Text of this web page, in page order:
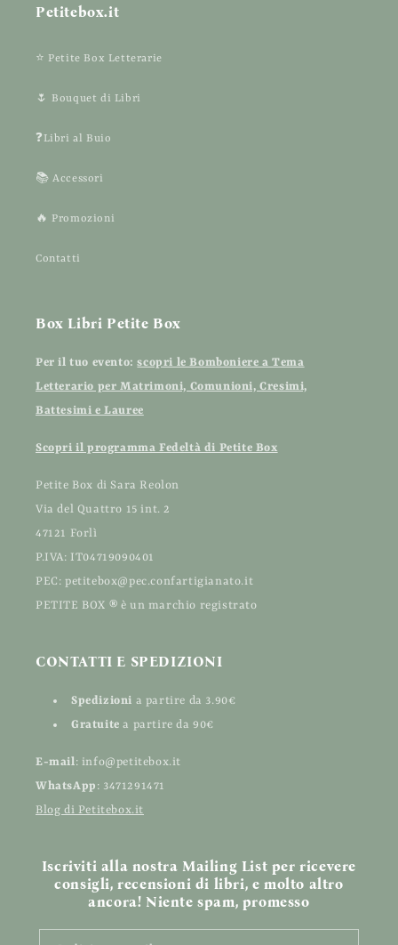
Petitebox.it
⭐ Petite Box Letterarie
🌷 Bouquet di Libri
❓Libri al Buio
📚 Accessori
🔥 Promozioni
Contatti
Box Libri Petite Box
Per il tuo evento:scopri le Bomboniere a Tema
Letterario per Matrimoni, Comunioni, Cresimi,
Battesimi e Lauree
Scopri il programma Fedeltà di Petite Box
Petite Box di Sara Reolon
Via del Quattro 15 int. 2
47121 Forlì
P.IVA: IT04719090401
PEC: petitebox@pec.confartigianato.it
PETITE BOX ® è un marchio registrato
CONTATTI E SPEDIZIONI
Spedizioni a partire da 3.90€
Gratuitea partire da 90€
E-mail: info@petitebox.it
WhatsApp : 3471291471
Blog di Petitebox.it
Iscriviti alla nostra Mailing List per ricevere
consigli, recensioni di libri, e molto altro
ancora! Niente spam, promesso